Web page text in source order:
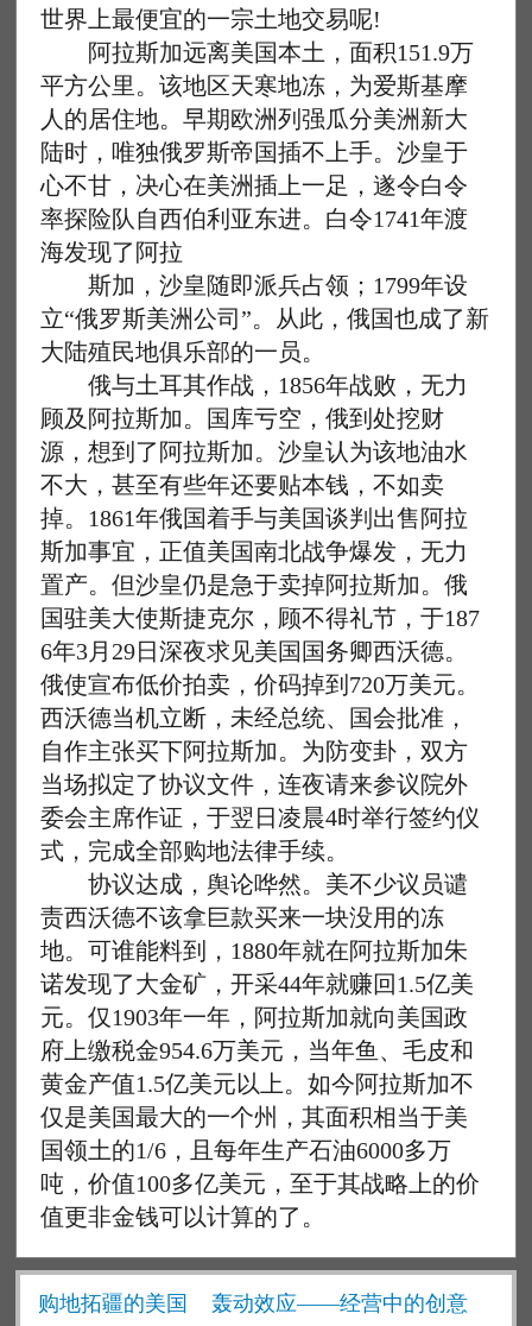
世界上最便宜的一宗土地交易呢!
阿拉斯加远离美国本土，面积151.9万
平方公里。该地区天寒地冻，为爱斯基摩
人的居住地。早期欧洲列强瓜分美洲新大
陆时，唯独俄罗斯帝国插不上手。沙皇于
心不甘，决心在美洲插上一足，遂令白令
率探险队自西伯利亚东进。白令1741年渡
海发现了阿拉
斯加，沙皇随即派兵占领；1799年设
立“俄罗斯美洲公司”。从此，俄国也成了新
大陆殖民地俱乐部的一员。
俄与土耳其作战，1856年战败，无力
顾及阿拉斯加。国库亏空，俄到处挖财
源，想到了阿拉斯加。沙皇认为该地油水
不大，甚至有些年还要贴本钱，不如卖
掉。1861年俄国着手与美国谈判出售阿拉
斯加事宜，正值美国南北战争爆发，无力
置产。但沙皇仍是急于卖掉阿拉斯加。俄
国驻美大使斯捷克尔，顾不得礼节，于187
6年3月29日深夜求见美国国务卿西沃德。
俄使宣布低价拍卖，价码掉到720万美元。
西沃德当机立断，未经总统、国会批准，
自作主张买下阿拉斯加。为防变卦，双方
当场拟定了协议文件，连夜请来参议院外
委会主席作证，于翌日凌晨4时举行签约仪
式，完成全部购地法律手续。
协议达成，舆论哗然。美不少议员谴
责西沃德不该拿巨款买来一块没用的冻
地。可谁能料到，1880年就在阿拉斯加朱
诺发现了大金矿，开采44年就赚回1.5亿美
元。仅1903年一年，阿拉斯加就向美国政
府上缴税金954.6万美元，当年鱼、毛皮和
黄金产值1.5亿美元以上。如今阿拉斯加不
仅是美国最大的一个州，其面积相当于美
国领土的1/6，且每年生产石油6000多万
吨，价值100多亿美元，至于其战略上的价
值更非金钱可以计算的了。
购地拓疆的美国 轰动效应——经营中的创意